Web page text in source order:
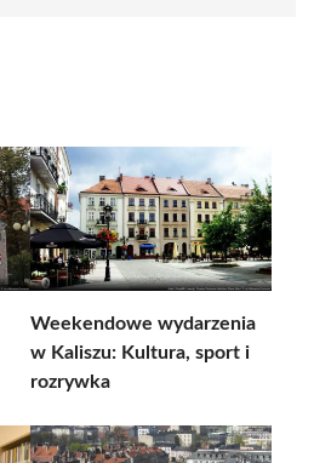
Weekendowe wydarzenia
w Kaliszu: Kultura, sport i
rozrywka